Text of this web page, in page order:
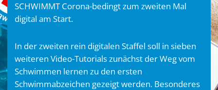
SCHWIMMT Corona-bedingt zum zweiten Mal
digital am Start.
In der zweiten rein digitalen Staffel soll in sieben
weiteren Video-Tutorials zunächst der Weg vom
Schwimmen lernen zu den ersten
Schwimmabzeichen gezeigt werden. Besonderes